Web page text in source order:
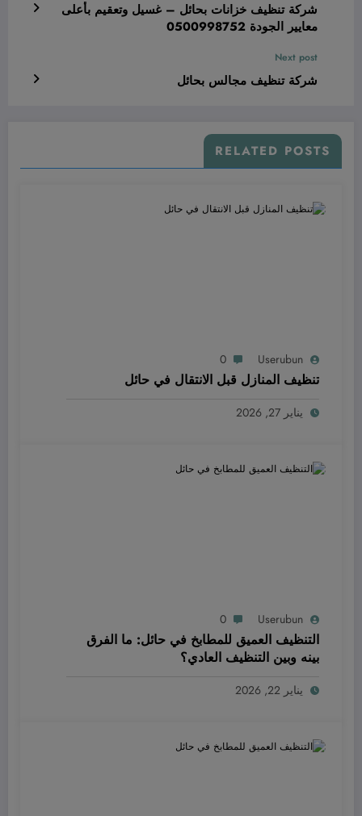
شركة تنظيف خزانات بحائل – غسيل وتعقيم بأعلى
معايير الجودة 0500998752
Next post
شركة تنظيف مجالس بحائل
RELATED POSTS
Userubun
0
تنظيف المنازل قبل الانتقال في حائل
يناير 27, 2026
Userubun
0
التنظيف العميق للمطابخ في حائل: ما الفرق
بينه وبين التنظيف العادي؟
يناير 22, 2026